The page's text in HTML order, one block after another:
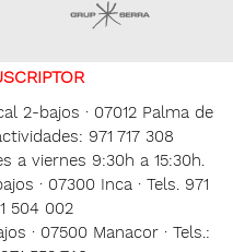
2-bajos · 07012 Palma de
971 717 308
a viernes 9:30h a 15:30h.
· 07300 Inca · Tels. 971
504 002
· 07500 Manacor · Tels.: